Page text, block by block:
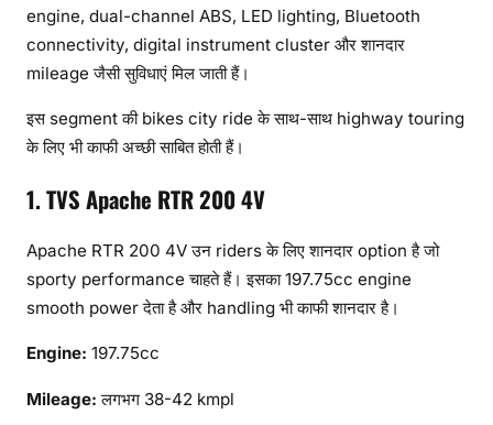
engine, dual-channel ABS, LED lighting, Bluetooth
connectivity, digital instrument cluster और शानदार
mileage जैसी सुविधाएं मिल जाती हैं।
इस segment की bikes city ride के साथ-साथ highway touring
के लिए भी काफी अच्छी साबित होती हैं।
1. TVS Apache RTR 200 4V
Apache RTR 200 4V उन riders के लिए शानदार option है जो
sporty performance चाहते हैं। इसका 197.75cc engine
smooth power देता है और handling भी काफी शानदार है।
Engine: 197.75cc
Mileage: लगभग 38-42 kmpl